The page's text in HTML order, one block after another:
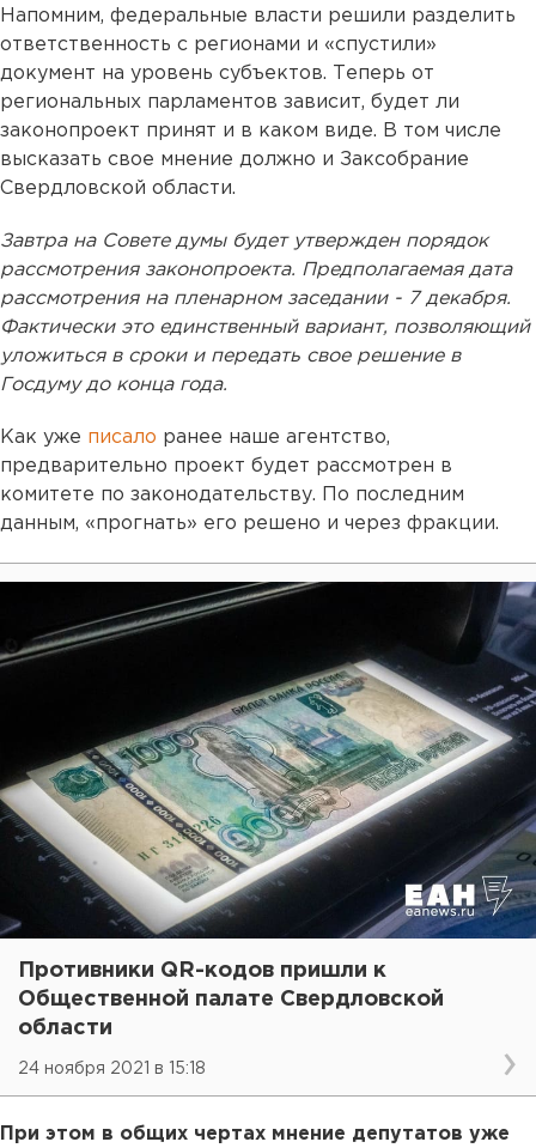
Напомним, федеральные власти решили разделить
ответственность с регионами и «спустили»
документ на уровень субъектов. Теперь от
региональных парламентов зависит, будет ли
законопроект принят и в каком виде. В том числе
высказать свое мнение должно и Заксобрание
Свердловской области.
Завтра на Совете думы будет утвержден порядок
рассмотрения законопроекта. Предполагаемая дата
рассмотрения на пленарном заседании - 7 декабря.
Фактически это единственный вариант, позволяющий
уложиться в сроки и передать свое решение в
Госдуму до конца года.
Как уже писало ранее наше агентство,
предварительно проект будет рассмотрен в
комитете по законодательству. По последним
данным, «прогнать» его решено и через фракции.
Противники QR-кодов пришли к
Общественной палате Свердловской
области
24 ноября 2021 в 15:18
При этом в общих чертах мнение депутатов уже